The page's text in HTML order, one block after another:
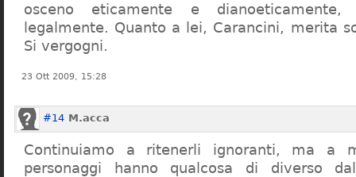
osceno eticamente e dianoeticamente,
legalmente. Quanto a lei, Carancini, merita
Si vergogni.
23 Ott 2009, 15:28
#14 M.acca
Continuiamo a ritenerli ignoranti, ma a
personaggi hanno qualcosa di diverso